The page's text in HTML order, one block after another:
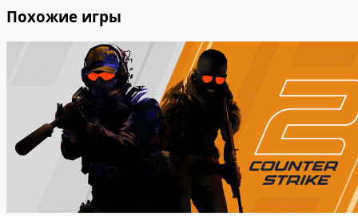
Похожие игры